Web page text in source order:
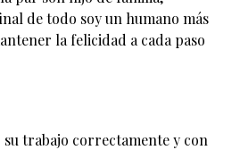
de todo soy un humano más
la felicidad a cada paso
su trabajo correctamente y con